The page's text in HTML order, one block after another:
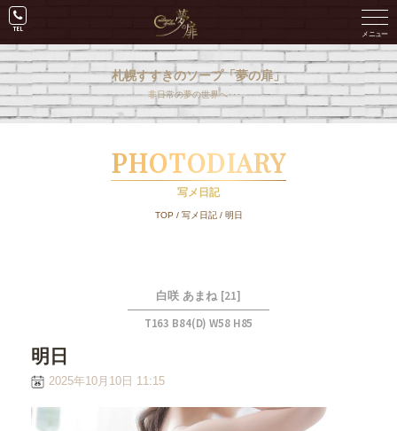
札幌すすきのソープ「夢の扉」
非日常の夢の世界へ･･･。
PHOTODIARY
写メ日記
TOP / 写メ日記/ 明日
白咲 あまね [21]
T163 B84(D) W58 H85
明日
2025年10月10日 11:15